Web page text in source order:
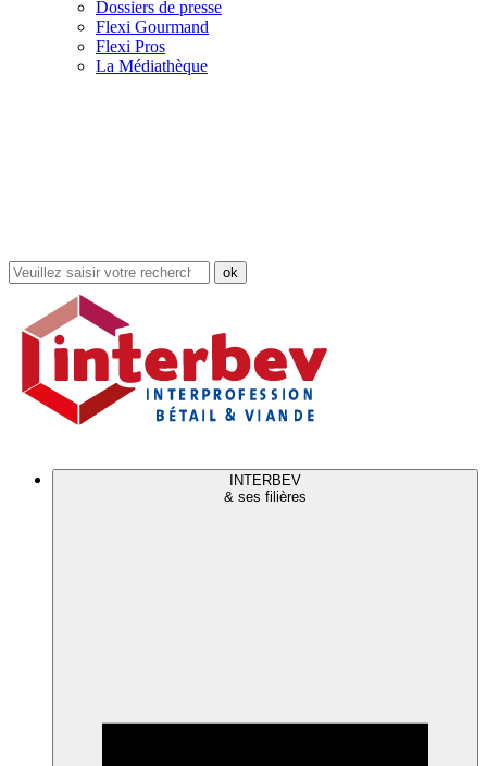
Dossiers de presse
Flexi Gourmand
Flexi Pros
La Médiathèque
Rechercher
dans
site
INTERBEV
& ses filières